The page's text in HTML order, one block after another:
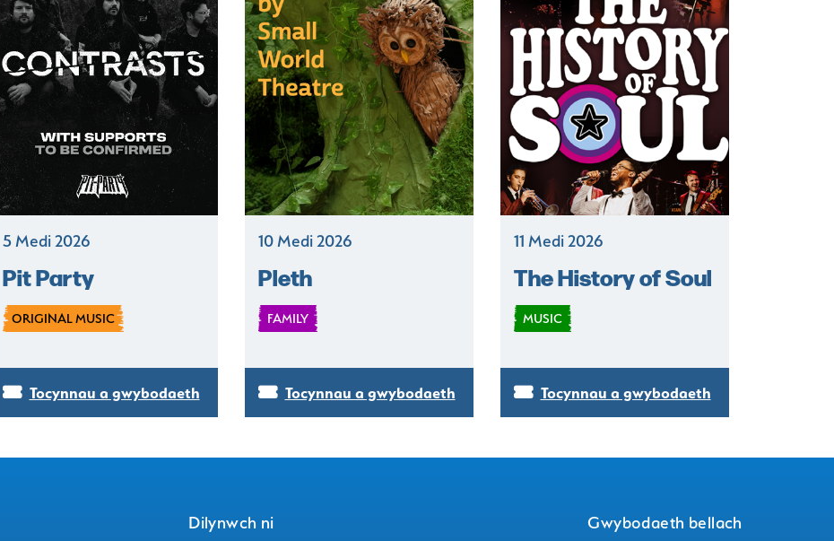
5 Medi 2026
Pit Party
ORIGINAL MUSIC
Tocynnau a gwybodaeth
10 Medi 2026
Pleth
FAMILY
Tocynnau a gwybodaeth
11 Medi 2026
The History of Soul
MUSIC
Tocynnau a gwybodaeth
Dilynwch ni Gwybodaeth bellach